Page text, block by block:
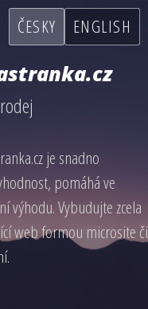
ČESKY ENGLISH
je snadno
pomáhá ve
výhodu. Vybudujte zcela
web formou microsite či